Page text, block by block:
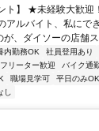
ト】 ★未経験大歓迎
ルバイト、私にで
、ダイソーの店舗
内勤務OK 社員登用あり
フリーター歓迎 バイク通
職場見学可 平日のみOK
し